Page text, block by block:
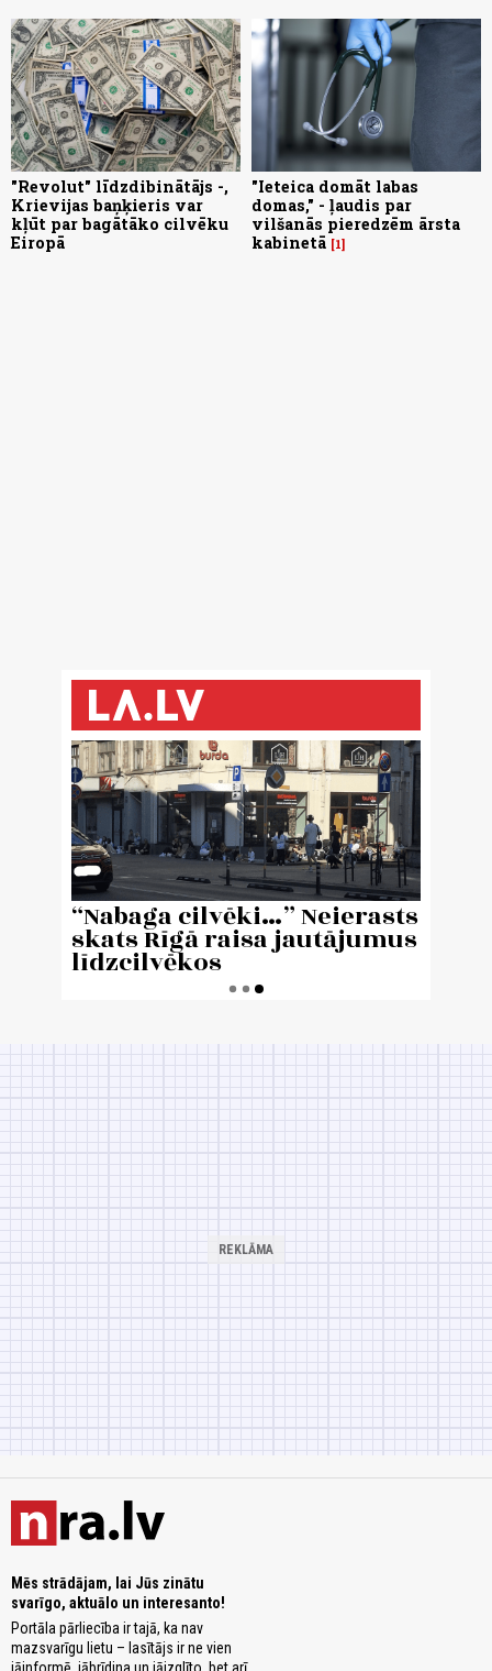
"Revolut" līdzdibinātājs -,
Krievijas baņķieris var
kļūt par bagātāko cilvēku
Eiropā
"Ieteica domāt labas
domas," - ļaudis par
vilšanās pieredzēm ārsta
kabinetā 1
Mēs strādājam, lai Jūs zinātu
svarīgo, aktuālo un interesanto!
Portāla pārliecība ir tajā, ka nav
mazsvarīgu lietu – lasītājs ir ne vien